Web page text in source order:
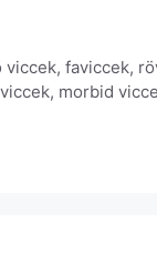
viccek, faviccek,
morbid